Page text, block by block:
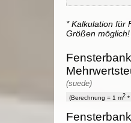
* Kalkulation für
Größen
(suede)
(Berechnung = 1 m2 *